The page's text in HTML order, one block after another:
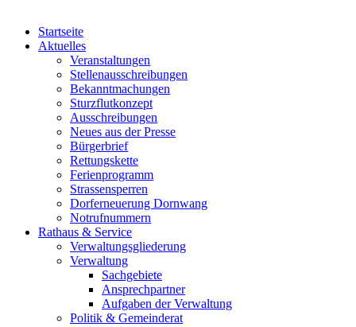
Startseite
Aktuelles
Veranstaltungen
Stellenausschreibungen
Bekanntmachungen
Sturzflutkonzept
Ausschreibungen
Neues aus der Presse
Bürgerbrief
Rettungskette
Ferienprogramm
Strassensperren
Dorferneuerung Dornwang
Notrufnummern
Rathaus & Service
Verwaltungsgliederung
Verwaltung
Sachgebiete
Ansprechpartner
Aufgaben der Verwaltung
Politik & Gemeinderat